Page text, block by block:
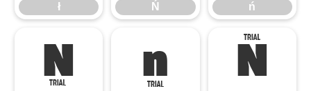
ł Ń ń
Ņ ņ Ň